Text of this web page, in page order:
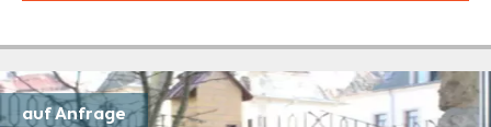
auf Anfrage